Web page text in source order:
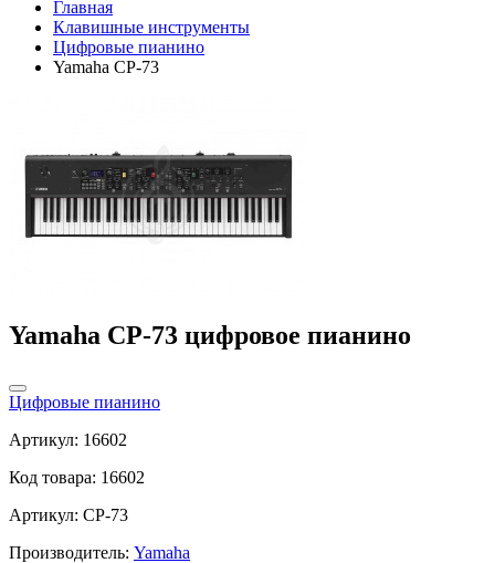
Главная
Клавишные инструменты
Цифровые пианино
Yamaha CP-73
Yamaha CP-73 цифровое пианино
Цифровые пианино
Артикул: 16602
Код товара: 16602
Артикул: CP-73
Производитель: Yamaha